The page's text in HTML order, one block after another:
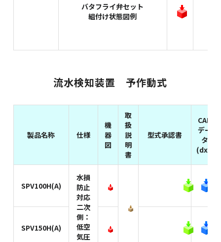
バタフライ弁セット
組付け状態図例
流水検知装置 予作動式
製品名称 仕様
機
器
図
取
扱
説
明
書
型式承認書
CAD
デー
タ
(dxf)
SPV100H(A)
水損
防止
対応
二次
側：
低空
気圧
SPV150H(A)